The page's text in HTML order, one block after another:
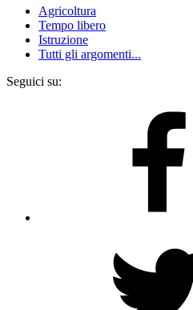
Agricoltura
Tempo libero
Istruzione
Tutti gli argomenti...
Seguici su: